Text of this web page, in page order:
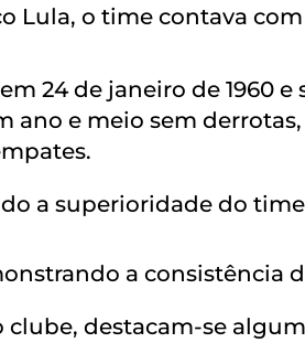
Lula, o time contava
24 de janeiro de 1960
ano e meio sem
a superioridade do
a consistência
clube, destacam-se